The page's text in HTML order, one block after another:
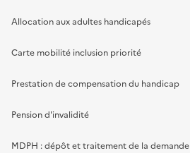
Allocation aux adultes handicapés
Carte mobilité inclusion priorité
Prestation de compensation du handicap
Pension d'invalidité
MDPH : dépôt et traitement de la demande